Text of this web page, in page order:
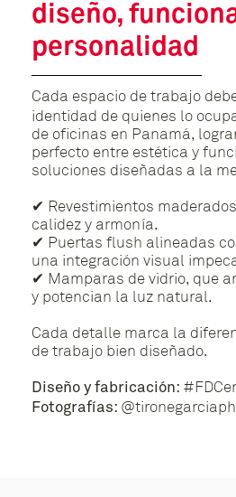
diseño,
personalidad
Cada espacio de trabajo
identidad de quienes lo
de oficinas en Panamá,
perfecto entre estética y
soluciones diseñadas a la
✔ Revestimientos
calidez y armonía.
✔ Puertas flush alineadas
una integración visual
✔ Mamparas de vidrio, que
y potencian la luz natural.
Cada detalle marca la
de trabajo bien diseñado.
Diseño y fabricación:
Fotografías: